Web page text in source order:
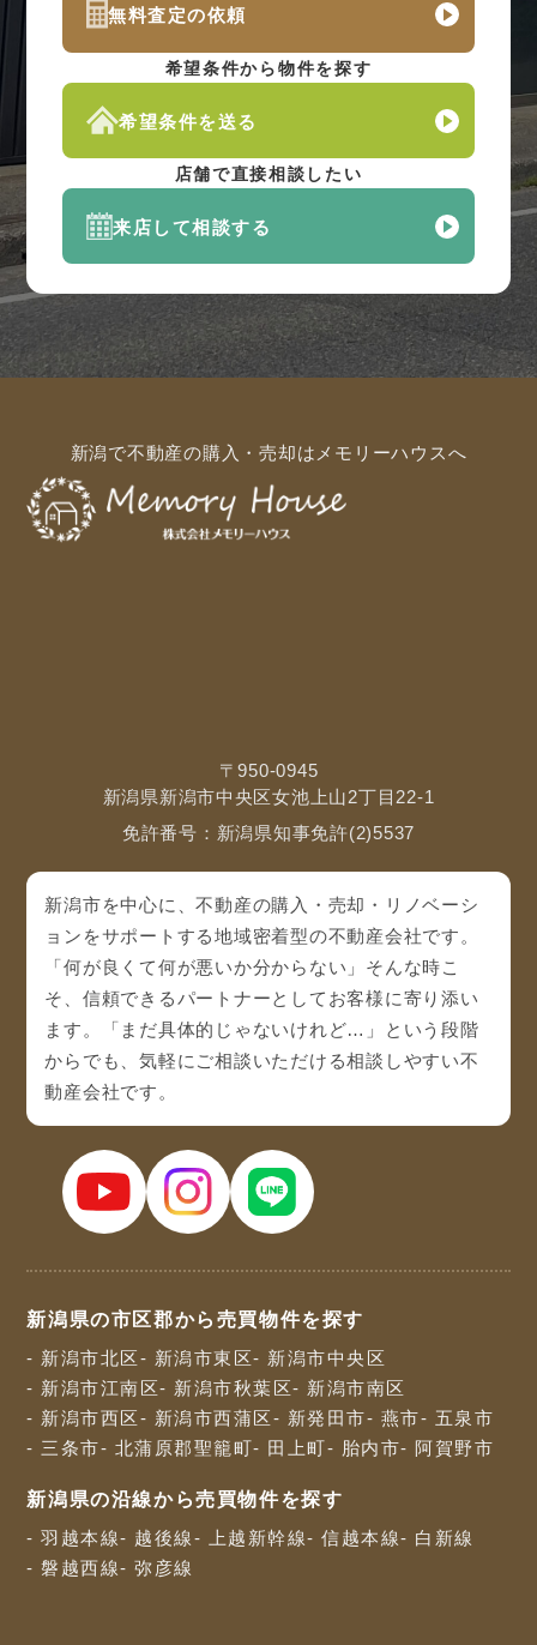
無料査定の依頼
希望条件から物件を探す
希望条件を送る
店舗で直接相談したい
来店して相談する
新潟で不動産の購入・売却はメモリーハウスへ
〒950-0945
新潟県新潟市中央区女池上山2丁目22-1
免許番号：新潟県知事免許(2)5537
新潟市を中心に、不動産の購入・売却・リノベーシ
ョンをサポートする地域密着型の不動産会社です。
「何が良くて何が悪いか分からない」そんな時こ
そ、信頼できるパートナーとしてお客様に寄り添い
ます。「まだ具体的じゃないけれど…」という段階
からでも、気軽にご相談いただける相談しやすい不
動産会社です。
新潟県の市区郡から売買物件を探す
- 新潟市北区 - 新潟市東区- 新潟市中央区
- 新潟市江南区- 新潟市秋葉区- 新潟市南区
- 新潟市西区 - 新潟市西蒲区 - 新発田市- 燕市- 五泉市
- 三条市- 北蒲原郡聖籠町- 田上町- 胎内市- 阿賀野市
新潟県の沿線から売買物件を探す
- 羽越本線- 越後線- 上越新幹線- 信越本線- 白新線
- 磐越西線- 弥彦線